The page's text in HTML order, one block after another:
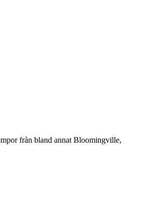
från bland annat Bloomingville,